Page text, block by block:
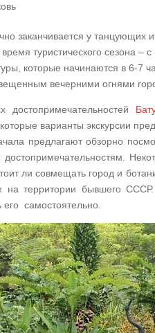
заканчивается у
туристического сезона
которые начинаются в 6-7
вечерними огнями
варианты экскурсии
предлагают обзорно
ли совмещать город и
на территории бывшего
его самостоятельно.